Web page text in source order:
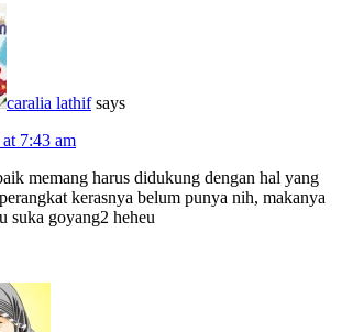
caralia lathif says
7:43 am
memang harus didukung dengan hal yang
kerasnya belum punya nih, makanya
suka goyang2 heheu